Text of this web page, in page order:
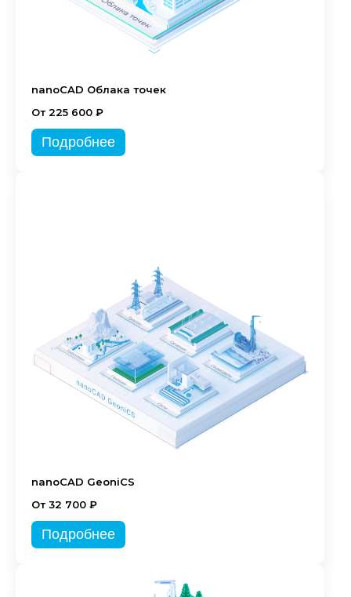
nanoCAD Облака точек
От 225 600 ₽
Подробнее
nanoCAD GeoniCS
От 32 700 ₽
Подробнее